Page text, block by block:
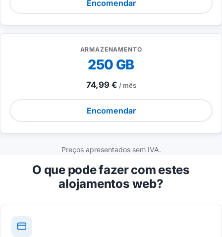
Encomendar
ARMAZENAMENTO
250 GB
74,99 € / mês
Encomendar
Preços apresentados sem IVA.
O que pode fazer com estes
alojamentos web?